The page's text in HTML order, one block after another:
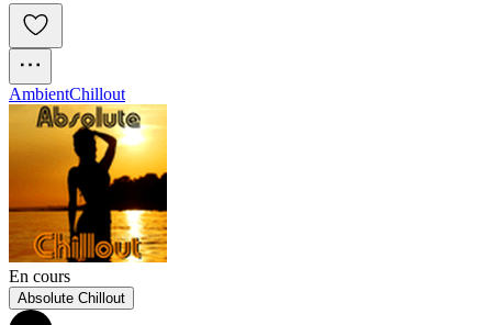
AmbientChillout
En cours
Absolute Chillout